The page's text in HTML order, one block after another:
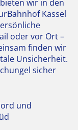
wir in den
Kassel
oder vor Ort –
finden wir
Unsicherheit.
sicher
und